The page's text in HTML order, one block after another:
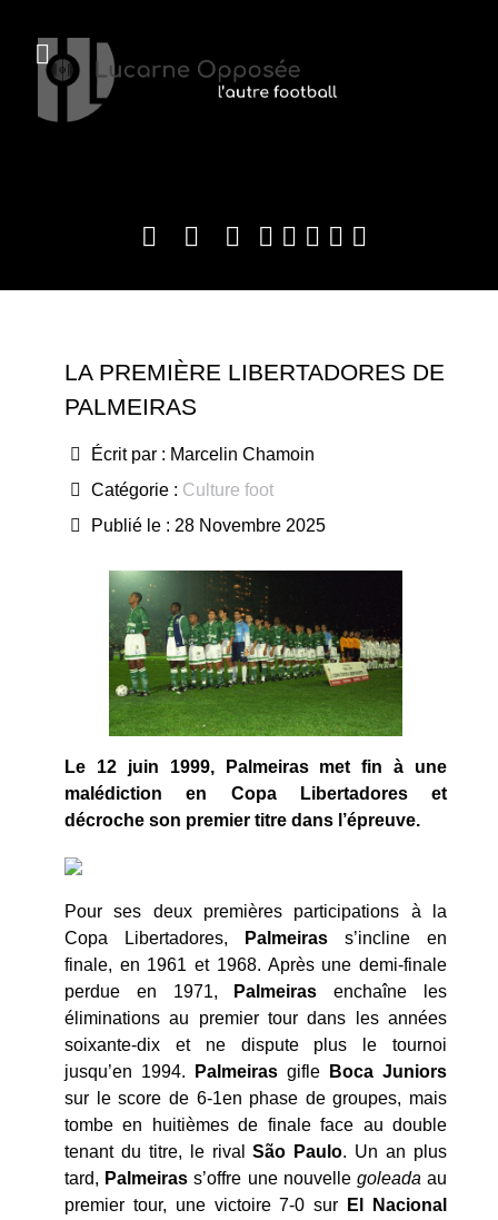
LA PREMIÈRE LIBERTADORES DE
PALMEIRAS
Écrit par : Marcelin Chamoin
Catégorie : Culture foot
Publié le : 28 Novembre 2025
Le 12 juin 1999, Palmeiras met fin à une
malédiction en Copa Libertadores et
décroche son premier titre dans l’épreuve.
Pour ses deux premières participations à la
Copa Libertadores,
Palmeiras s’incline en
finale, en 1961 et 1968. Après une demi-finale
perdue en 1971,
Palmeiras enchaîne les
éliminations au premier tour dans les années
soixante-dix et ne dispute plus le tournoi
jusqu’en 1994.
Palmeiras gifle
Boca Juniors
sur le score de 6-1en phase de groupes, mais
tombe en huitièmes de finale face au double
tenant du titre, le rivalSão Paulo. Un an plus
tard, Palmeiras s’offre une nouvelle goleada au
premier tour, une victoire 7-0 sur
El
Nacional